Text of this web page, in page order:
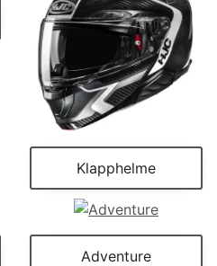
Klapphelme
Adventure